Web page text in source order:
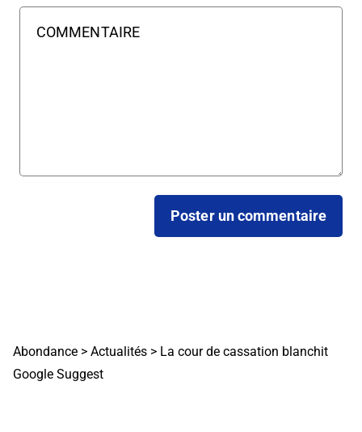
Abondance > Actualités > La cour de cassation blanchit
Google Suggest